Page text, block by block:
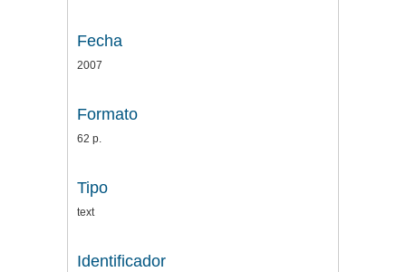
Fecha
2007
Formato
62 p.
Tipo
text
Identificador